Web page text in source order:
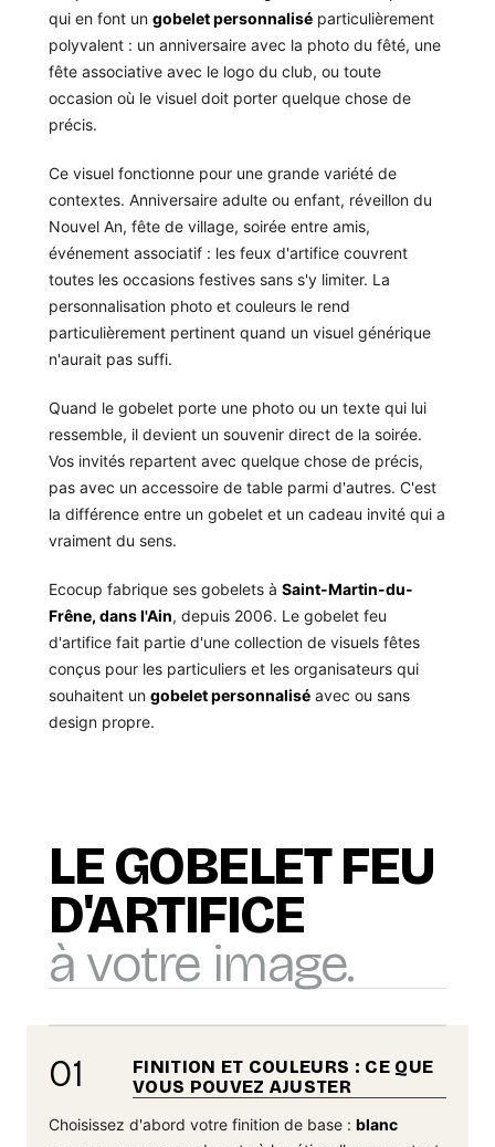
qui en font un gobelet personnalisé particulièrement
polyvalent : un anniversaire avec la photo du fêté, une
fête associative avec le logo du club, ou toute
occasion où le visuel doit porter quelque chose de
précis.
Ce visuel fonctionne pour une grande variété de
contextes. Anniversaire adulte ou enfant, réveillon du
Nouvel An, fête de village, soirée entre amis,
événement associatif : les feux d'artifice couvrent
toutes les occasions festives sans s'y limiter. La
personnalisation photo et couleurs le rend
particulièrement pertinent quand un visuel générique
n'aurait pas suffi.
Quand le gobelet porte une photo ou un texte qui lui
ressemble, il devient un souvenir direct de la soirée.
Vos invités repartent avec quelque chose de précis,
pas avec un accessoire de table parmi d'autres. C'est
la différence entre un gobelet et un cadeau invité qui a
vraiment du sens.
Ecocup fabrique ses gobelets à Saint-Martin-du-
Frêne, dans l'Ain, depuis 2006. Le gobelet feu
d'artifice fait partie d'une collection de visuels fêtes
conçus pour les particuliers et les organisateurs qui
souhaitent un gobelet personnalisé avec ou sans
design propre.
LE GOBELET FEU
D'ARTIFICE
à votre image.
01
FINITION ET COULEURS : CE QUE
VOUS POUVEZ AJUSTER
Choisissez d'abord votre finition de base : blanc